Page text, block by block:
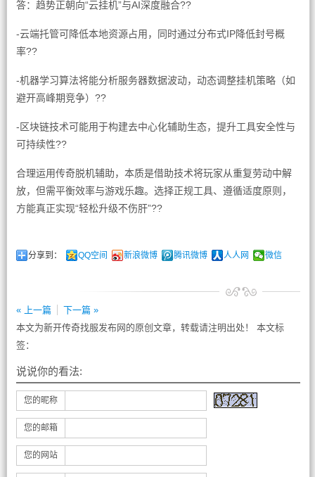
答：趋势正朝向“云挂机”与AI深度融合??
-云端托管可降低本地资源占用，同时通过分布式IP降低封号概
率??
-机器学习算法将能分析服务器数据波动，动态调整挂机策略（如
避开高峰期竞争）??
-区块链技术可能用于构建去中心化辅助生态，提升工具安全性与
可持续性??
合理运用传奇脱机辅助，本质是借助技术将玩家从重复劳动中解
放，但需平衡效率与游戏乐趣。选择正规工具、遵循适度原则，
方能真正实现“轻松升级不伤肝”??
分享到： QQ空间 新浪微博 腾讯微博 人人网 微信
« 上一篇
下一篇 »
本文为新开传奇找服发布网的原创文章，转载请注明出处！ 本文标
签：
说说你的看法:
您的昵称
您的邮箱
您的网站